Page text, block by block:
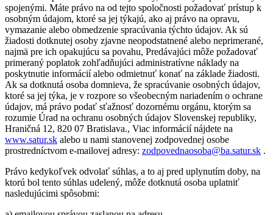
spojenými. Máte právo na od tejto spoločnosti požadovať prístup k
osobným údajom, ktoré sa jej týkajú, ako aj právo na opravu,
vymazanie alebo obmedzenie spracúvania týchto údajov. Ak sú
žiadosti dotknutej osoby zjavne neopodstatnené alebo neprimerané,
najmä pre ich opakujúcu sa povahu, Predávajúci môže požadovať
primeraný poplatok zohľadňujúci administratívne náklady na
poskytnutie informácií alebo odmietnuť konať na základe žiadosti.
Ak sa dotknutá osoba domnieva, že spracúvanie osobných údajov,
ktoré sa jej týka, je v rozpore so všeobecným nariadením o ochrane
údajov, má právo podať sťažnosť dozornému orgánu, ktorým sa
rozumie Úrad na ochranu osobných údajov Slovenskej republiky,
Hraničná 12, 820 07 Bratislava., Viac informácií nájdete na
www.satur.sk alebo u nami stanovenej zodpovednej osobe
prostredníctvom e-mailovej adresy: zodpovednaosoba@ba.satur.sk .
Právo kedykoľvek odvolať súhlas, a to aj pred uplynutím doby, na
ktorú bol tento súhlas udelený, môže dotknutá osoba uplatniť
nasledujúcimi spôsobmi: